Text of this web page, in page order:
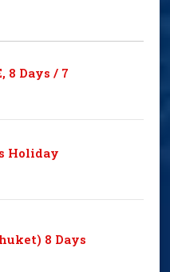
8 Days / 7
Holiday
8 Days